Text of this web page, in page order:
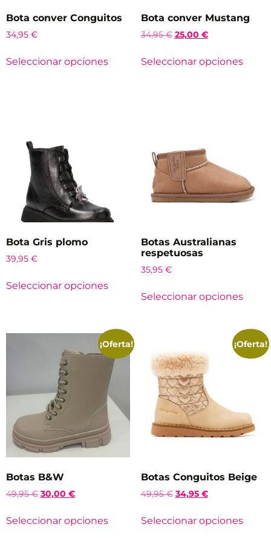
Bota conver Conguitos
34,95 €
Seleccionar opciones
Bota conver Mustang
34,95€ 25,00 €
Seleccionar opciones
Bota Gris plomo
39,95 €
Seleccionar opciones
Botas Australianas
respetuosas
35,95 €
Seleccionar opciones
¡Oferta!
Botas B&W
49,95€ 30,00 €
Seleccionar opciones
¡Oferta!
Botas Conguitos Beige
49,95€ 34,95 €
Seleccionar opciones